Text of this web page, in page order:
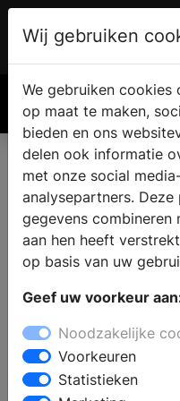
Wij gebruiken
We gebruiken
op maat te maken,
bieden en ons
delen ook informatie
met onze social
analysepartners.
gegevens combineren
aan hen heeft
op basis van uw
Geef uw voorkeur
Noodzakelijke
Voorkeuren
Statistieken